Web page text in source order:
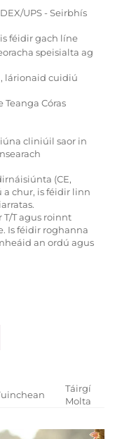
UPS - Seirbhís
féidir gach líne
speisialta ag
lárionaid cuidiú
Córas
cliniúil saor in
(CE,
a chur, is féidir linn
T/T agus roinnt
Is féidir roghanna
an ordú agus
Táirgí
Molta